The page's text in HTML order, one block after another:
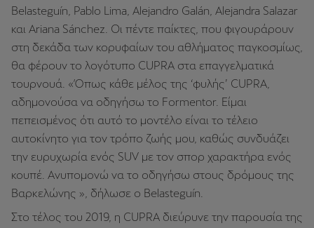
Belasteguín, Pablo Lima, Alejandro Galán, Alejandra Salazar
και Ariana Sánchez. Οι πέντε παίκτες, που φιγουράρουν
στη δεκάδα των κορυφαίων του αθλήματος παγκοσμίως,
θα φέρουν το λογότυπο CUPRA στα επαγγελματικά
τουρνουά. «Όπως κάθε μέλος της ‘φυλής’ CUPRA,
αδημονούσα να οδηγήσω το Formentor. Είμαι
πεπεισμένος ότι αυτό το μοντέλο είναι το τέλειο
αυτοκίνητο για τον τρόπο ζωής μου, καθώς συνδυάζει
την ευρυχωρία ενός SUV με τον σπορ χαρακτήρα ενός
κουπέ. Ανυπομονώ να το οδηγήσω στους δρόμους της
Βαρκελώνης », δήλωσε ο Belasteguín.
Στο τέλος του 2019, η CUPRA διεύρυνε την παρουσία της